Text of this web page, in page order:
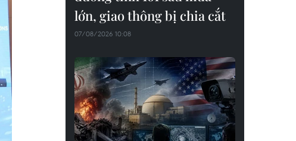
lớn, giao thông bị chia cắt
07/08/2026 10:08